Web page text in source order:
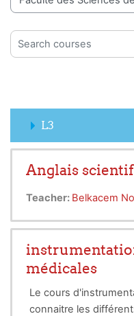
Course categories
Search courses
L3
Anglais
Teacher: Belkacem
médicales
Le cours
connaitre les